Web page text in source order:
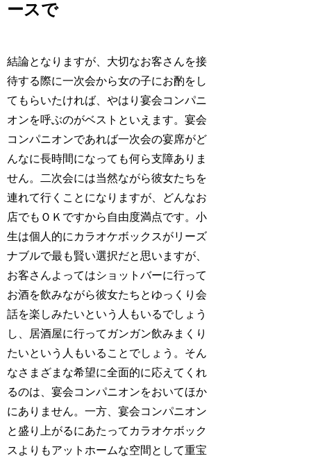
ースで
結論となりますが、大切なお客さんを接
待する際に一次会から女の子にお酌をし
てもらいたければ、やはり宴会コンパニ
オンを呼ぶのがベストといえます。宴会
コンパニオンであれば一次会の宴席がど
んなに長時間になっても何ら支障ありま
せん。二次会には当然ながら彼女たちを
連れて行くことになりますが、どんなお
店でもＯＫですから自由度満点です。小
生は個人的にカラオケボックスがリーズ
ナブルで最も賢い選択だと思いますが、
お客さんよってはショットバーに行って
お酒を飲みながら彼女たちとゆっくり会
話を楽しみたいという人もいるでしょう
し、居酒屋に行ってガンガン飲みまくり
たいという人もいることでしょう。そん
なさまざまな希望に全面的に応えてくれ
るのは、宴会コンパニオンをおいてほか
にありません。一方、宴会コンパニオン
と盛り上がるにあたってカラオケボック
スよりもアットホームな空間として重宝